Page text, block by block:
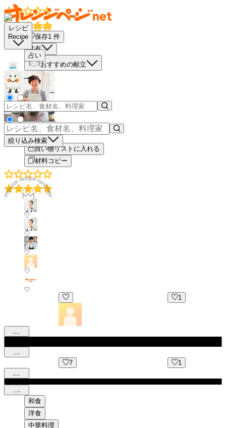
レシピ
Recipe
占い
絞り込み検索
保存1 件
共有
おすすめの献立
もっと見る
買い物リストに入れる
材料コピー
1
7 1
和食
洋食
中華料理